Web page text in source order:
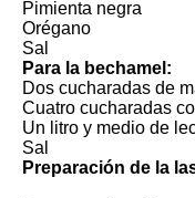
Pimienta negra
Orégano
Sal
Para la bechamel:
Dos cucharadas de
Cuatro cucharadas
Un litro y medio de
Sal
Preparación de la